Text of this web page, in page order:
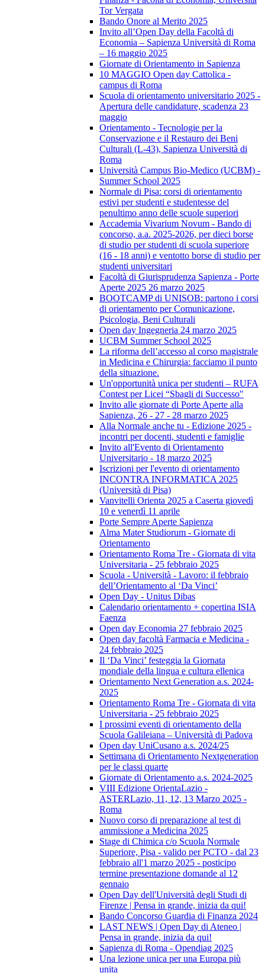
Tor Vergata
Bando Onore al Merito 2025
Invito all’Open Day della Facoltà di
Economia – Sapienza Università di Roma
– 16 maggio 2025
Giornate di Orientamento in Sapienza
10 MAGGIO Open day Cattolica -
campus di Roma
Scuola di orientamento universitario 2025 -
Apertura delle candidature, scadenza 23
maggio
Orientamento - Tecnologie per la
Conservazione e il Restauro dei Beni
Culturali (L-43), Sapienza Università di
Roma
Università Campus Bio-Medico (UCBM) -
Summer School 2025
Normale di Pisa: corsi di orientamento
estivi per studenti e studentesse del
penultimo anno delle scuole superiori
Accademia Vivarium Novum - Bando di
concorso, a.a. 2025-2026, per dieci borse
di studio per studenti di scuola superiore
(16 - 18 anni) e ventotto borse di studio per
studenti universitari
Facoltà di Giurisprudenza Sapienza - Porte
Aperte 2025 26 marzo 2025
BOOTCAMP di UNISOB: partono i corsi
di orientamento per Comunicazione,
Psicologia, Beni Culturali
Open day Ingegneria 24 marzo 2025
UCBM Summer School 2025
La riforma dell’accesso al corso magistrale
in Medicina e Chirurgia: facciamo il punto
della situazione.
Un'opportunità unica per studenti – RUFA
Contest per Licei “Sbagli di Successo"
Invito alle giornate di Porte Aperte alla
Sapienza, 26 - 27 - 28 marzo 2025
Alla Normale anche tu - Edizione 2025 -
incontri per docenti, studenti e famiglie
Invito all'Evento di Orientamento
Universitario - 18 marzo 2025
Iscrizioni per l'evento di orientamento
INCONTRA INFORMATICA 2025
(Università di Pisa)
Vanvitelli Orienta 2025 a Caserta giovedì
10 e venerdì 11 aprile
Porte Sempre Aperte Sapienza
Alma Mater Studiorum - Giornate di
Orientamento
Orientamento Roma Tre - Giornata di vita
Universitaria - 25 febbraio 2025
Scuola - Università - Lavoro: il febbraio
dell’Orientamento al ‘Da Vinci’
Open Day - Unitus Dibas
Calendario orientamento + copertina ISIA
Faenza
Open day Economia 27 febbraio 2025
Open day facoltà Farmacia e Medicina -
24 febbraio 2025
Il ‘Da Vinci’ festeggia la Giornata
mondiale della lingua e cultura ellenica
Orientamento Next Generation a.s. 2024-
2025
Orientamento Roma Tre - Giornata di vita
Universitaria - 25 febbraio 2025
I prossimi eventi di orientamento della
Scuola Galileiana – Università di Padova
Open day UniCusano a.s. 2024/25
Settimana di Orientamento Nextgeneration
per le classi quarte
Giornate di Orientamento a.s. 2024-2025
VIII Edizione OrientaLazio -
ASTERLazio, 11, 12, 13 Marzo 2025 -
Roma
Nuovo corso di preparazione al test di
ammissione a Medicina 2025
Stage di Chimica c/o Scuola Normale
Superiore, Pisa - valido per PCTO - dal 23
febbraio all'1 marzo 2025 - posticipo
termine presentazione domande al 12
gennaio
Open Day dell'Università degli Studi di
Firenze | Pensa in grande, inizia da qui!
Bando Concorso Guardia di Finanza 2024
LAST NEWS | Open Day di Ateneo |
Pensa in grande, inizia da qui!
Sapienza di Roma - Opendiag 2025
Una lezione unica per una Europa più
unita